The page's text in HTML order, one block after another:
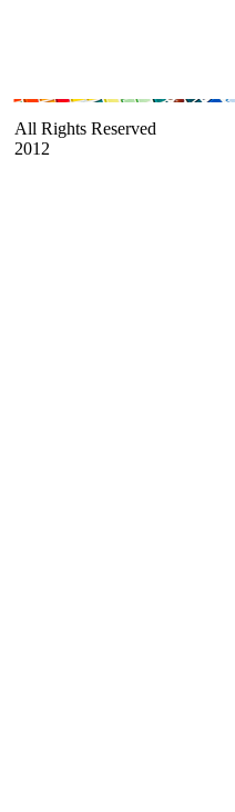
All Rights Reserved
2012